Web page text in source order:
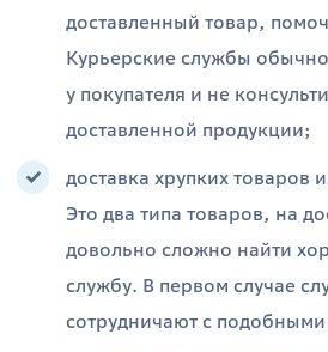
доставленный товар,
Курьерские службы
у покупателя и не
доставленной продукции;
доставка хрупких товаров
Это два типа товаров, на
довольно сложно найти
службу. В первом случае
сотрудничают с